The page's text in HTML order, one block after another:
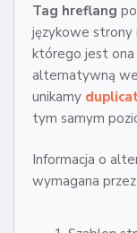
Tag hreflang
językowe
którego jest ona
alternatywną
unikamy
tym samym
Informacja o
wymagana